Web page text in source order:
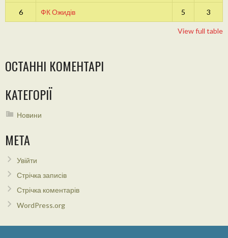
6 ФК Ожидів 5 3
View full table
ОСТАННІ КОМЕНТАРІ
КАТЕГОРІЇ
Новини
МЕТА
Увійти
Стрічка записів
Стрічка коментарів
WordPress.org